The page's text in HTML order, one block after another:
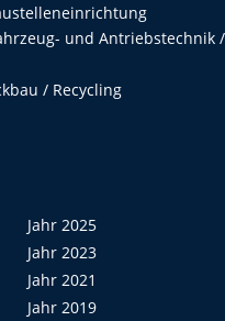
und Antriebstechnik
/ Recycling
Jahr 2025
Jahr 2023
Jahr 2021
Jahr 2019